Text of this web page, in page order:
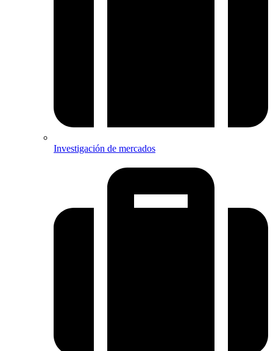
Investigación de mercados